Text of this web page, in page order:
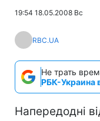
19:54 18.05.2008 Вс
RBC.UA
Не трать
РБК-Украина
Напередодні